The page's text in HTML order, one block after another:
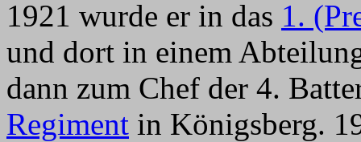
1921 wurde er in das 1.
und dort in einem
dann zum Chef der 4.
Regiment in Königsberg.